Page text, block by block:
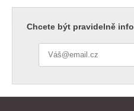
Chcete být pravidelně